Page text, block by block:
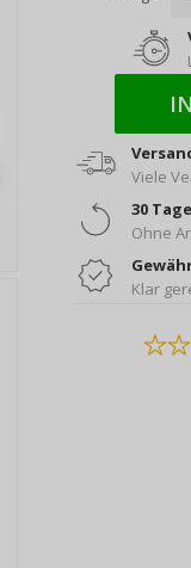
Viele
30
Ohne
Klar